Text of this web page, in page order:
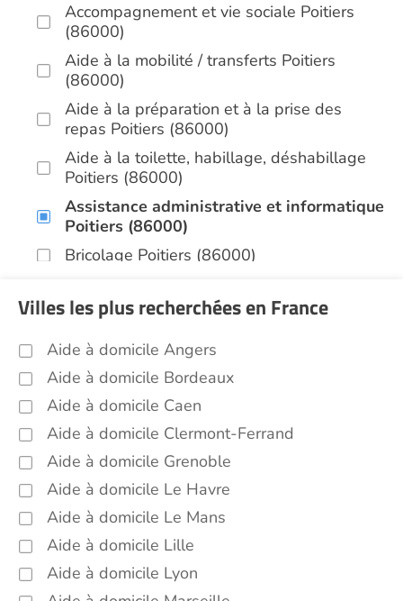
Accompagnement et vie sociale Poitiers
(86000)
Aide à la mobilité / transferts Poitiers
(86000)
Aide à la préparation et à la prise des
repas Poitiers (86000)
Aide à la toilette, habillage, déshabillage
Poitiers (86000)
Assistance administrative et informatique
Poitiers (86000)
Bricolage Poitiers (86000)
Jardinage Poitiers (86000)
Aide aux courses Poitiers (86000)
Entretien du cadre de vie, ménage,
repassage, gestion du linge Poitiers
(86000)
Portage de repas Poitiers (86000)
Sorties (promenades, rendez-vous
médicaux...) Poitiers (86000)
Soins esthétiques Poitiers (86000)
Autres aides à domicile Poitiers (86000)
Voir toutes les aides à domicile à Poitiers (86000)
Villes les plus recherchées en France
Aide à domicile Angers
Aide à domicile Bordeaux
Aide à domicile Caen
Aide à domicile Clermont-Ferrand
Aide à domicile Grenoble
Aide à domicile Le Havre
Aide à domicile Le Mans
Aide à domicile Lille
Aide à domicile Lyon